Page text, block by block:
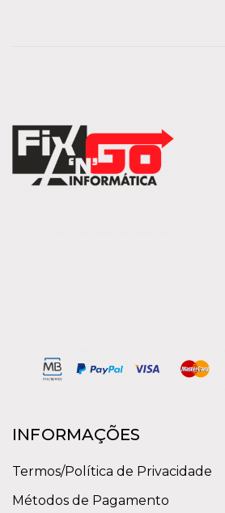
INFORMAÇÕES
Termos/Política de Privacidade
Métodos de Pagamento